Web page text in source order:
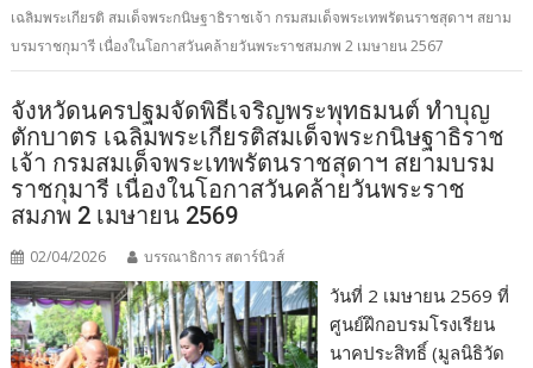
เฉลิมพระเกียรติ สมเด็จพระกนิษฐาธิราชเจ้า กรมสมเด็จพระเทพรัตนราชสุดาฯ สยาม
บรมราชกุมารี เนื่องในโอกาสวันคล้ายวันพระราชสมภพ 2 เมษายน 2567
จังหวัดนครปฐมจัดพิธีเจริญพระพุทธมนต์ ทำบุญ
ตักบาตร เฉลิมพระเกียรติสมเด็จพระกนิษฐาธิราช
เจ้า กรมสมเด็จพระเทพรัตนราชสุดาฯ สยามบรม
ราชกุมารี เนื่องในโอกาสวันคล้ายวันพระราช
สมภพ 2 เมษายน 2569
02/04/2026 บรรณาธิการ สตาร์นิวส์
วันที่ 2 เมษายน 2569 ที่
ศูนย์ฝึกอบรมโรงเรียน
นาคประสิทธิ์ (มูลนิธิวัด